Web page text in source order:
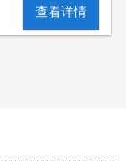
查看详情